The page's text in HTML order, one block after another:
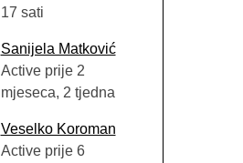
17 sati
Sanijela Matković
Active prije 2
mjeseca, 2 tjedna
Veselko Koroman
Active prije 6